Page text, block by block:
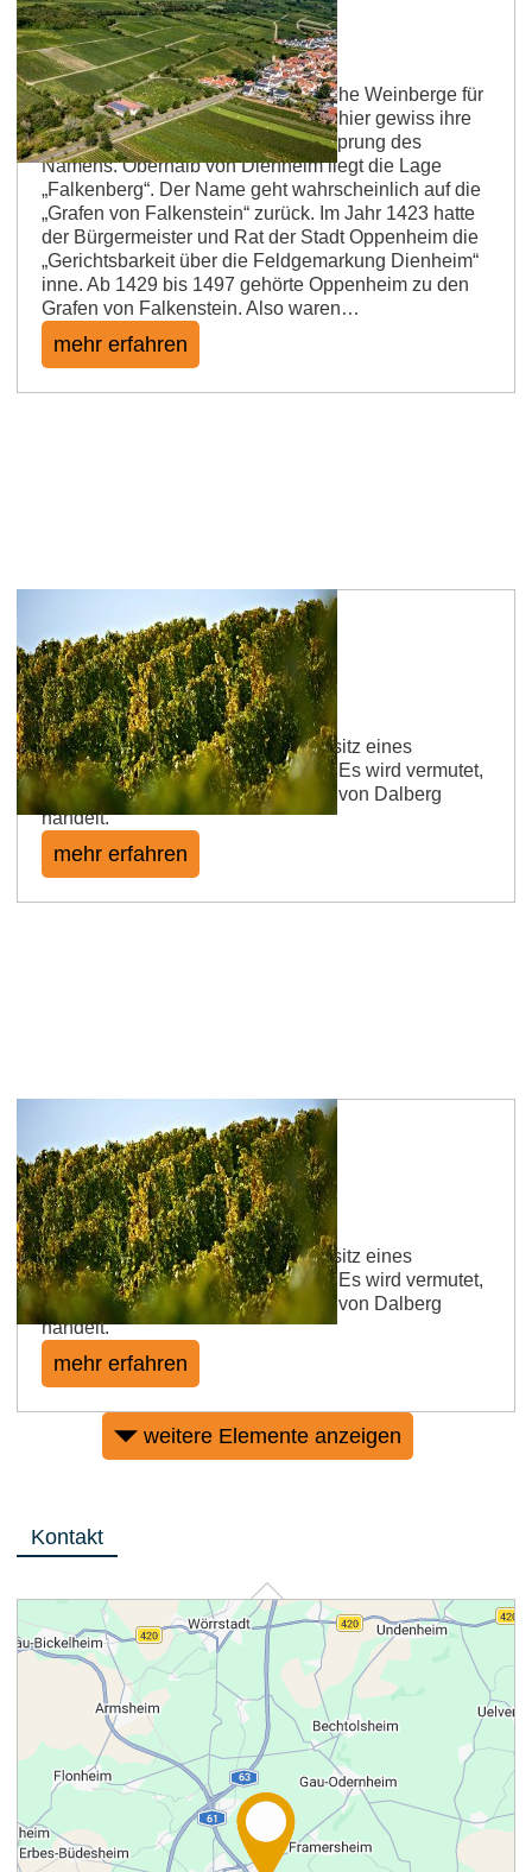
Dienheimer Falkenberg
Einst im Besitz der Grafen: Kalkreiche Weinberge für
elegante Weine Raubvögel ziehen hier gewiss ihre
Bahnen, aber sie sind nicht der Ursprung des
Namens. Oberhalb von Dienheim liegt die Lage
„Falkenberg“. Der Name geht wahrscheinlich auf die
„Grafen von Falkenstein“ zurück. Im Jahr 1423 hatte
der Bürgermeister und Rat der Stadt Oppenheim die
„Gerichtsbarkeit über die Feldgemarkung Dienheim“
inne. Ab 1429 bis 1497 gehörte Oppenheim zu den
Grafen von Falkenstein. Also waren…
mehr erfahren
Dienheimer Herrenberg
Der Lagenname beruht auf den Besitz eines
geistlichen oder weltlichen Herren. Es wird vermutet,
dass es sich hierbei um die Herren von Dalberg
handelt.
mehr erfahren
Dienheimer Herrengarten
Der Lagenname beruht auf den Besitz eines
geistlichen oder weltlichen Herren. Es wird vermutet,
dass es sich hierbei um die Herren von Dalberg
handelt.
mehr erfahren
weitere Elemente anzeigen
Kontakt